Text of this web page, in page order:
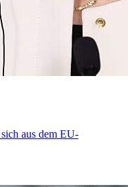
aus dem EU-